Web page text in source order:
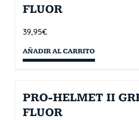
FLUOR
39,95€
AÑADIR AL CARRITO
PRO-HELMET II
FLUOR